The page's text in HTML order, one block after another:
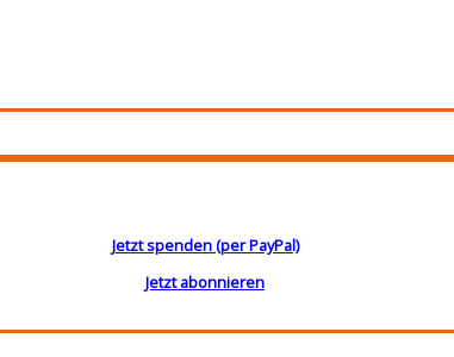
Jetzt spenden (per PayPal)
Jetzt abonnieren